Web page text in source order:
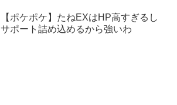
【ポケポケ】たねEXはHP高すぎるし
サポート詰め込めるから強いわ